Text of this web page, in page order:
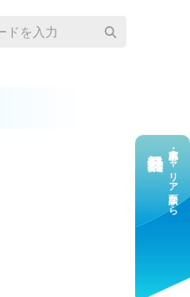
求⼈応募・キャリア⾯談なら